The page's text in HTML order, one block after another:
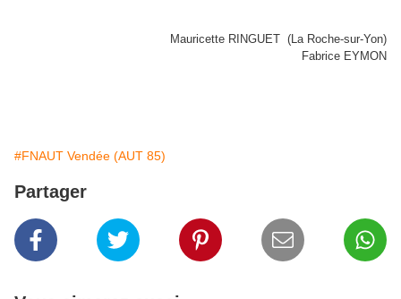
Mauricette RINGUET (La Roche-sur-Yon)
Fabrice EYMON
#FNAUT Vendée (AUT 85)
Partager